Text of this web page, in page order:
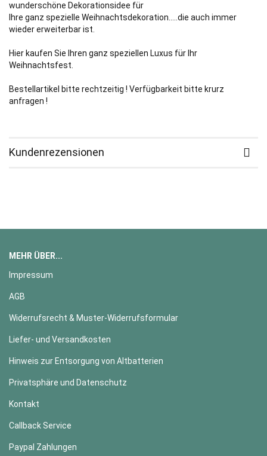
wunderschöne Dekorationsidee für
Ihre ganz spezielle Weihnachtsdekoration.....die auch immer
wieder erweiterbar ist.
Hier kaufen Sie Ihren ganz speziellen Luxus für Ihr
Weihnachtsfest.
Bestellartikel bitte rechtzeitig ! Verfügbarkeit bitte krurz
anfragen !
Kundenrezensionen
MEHR ÜBER...
Impressum
AGB
Widerrufsrecht & Muster-Widerrufsformular
Liefer- und Versandkosten
Hinweis zur Entsorgung von Altbatterien
Privatsphäre und Datenschutz
Kontakt
Callback Service
Paypal Zahlungen